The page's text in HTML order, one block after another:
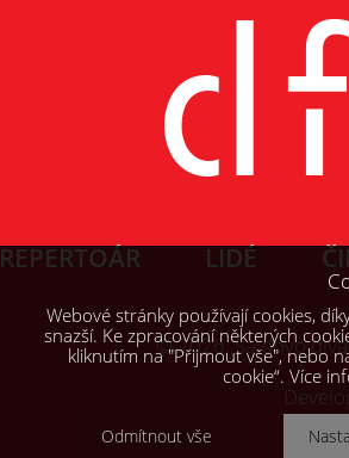
REPERTOÁR LIDÉ
© 2026, Šaldovo
Webové stránky používají cookies,
snazší. Ke zpracování některých
kliknutím na "Přijmout vše", nebo
cookie“. Více
Odmítnout vše